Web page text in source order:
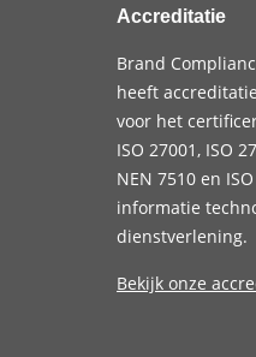
Accreditatie
Brand
heeft
voor het
ISO 27001, ISO
NEN 7510 en
informatie
dienstverlening.
Bekijk onze